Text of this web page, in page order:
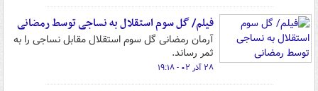
فیلم/ گل سوم استقلال به نساجی توسط رمضانی
آرمان رمضانی گل سوم استقلال مقابل نساجی را به
ثمر رساند.
۲۸ آذر ۰۲ - ۱۹:۱۸